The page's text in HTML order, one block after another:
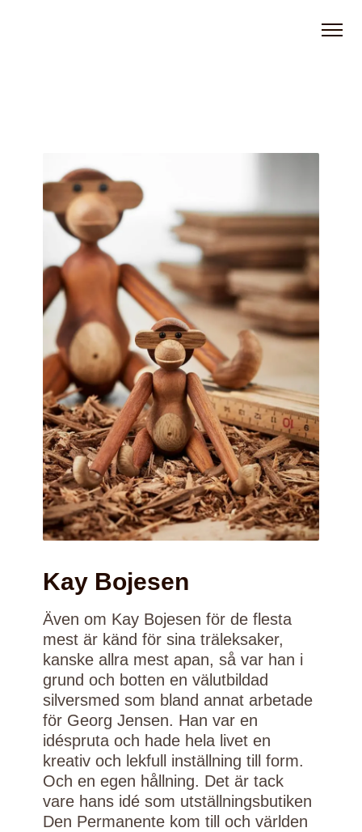
Kay Bojesen
Även om Kay Bojesen för de flesta
mest är känd för sina träleksaker,
kanske allra mest apan, så var han i
grund och botten en välutbildad
silversmed som bland annat arbetade
för Georg Jensen. Han var en
idéspruta och hade hela livet en
kreativ och lekfull inställning till form.
Och en egen hållning. Det är tack
vare hans idé som utställningsbutiken
Den Permanente kom till och världen